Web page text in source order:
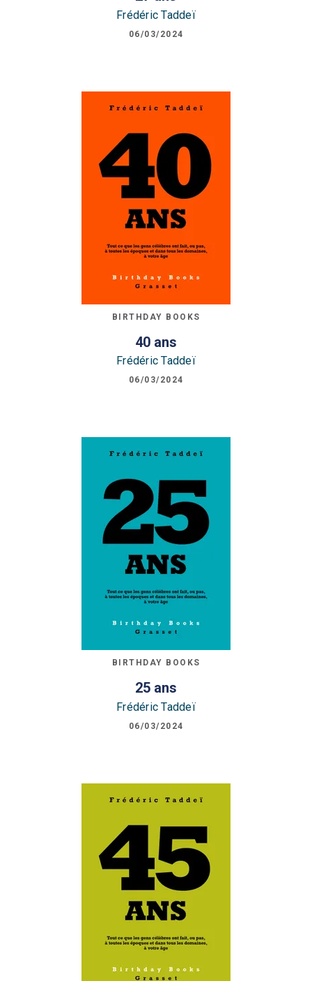
Frédéric Taddeï
06/03/2024
BIRTHDAY BOOKS
40 ans
Frédéric Taddeï
06/03/2024
BIRTHDAY BOOKS
25 ans
Frédéric Taddeï
06/03/2024